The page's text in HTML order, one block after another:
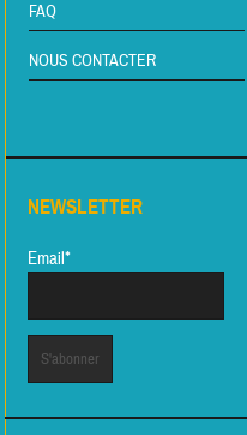
FAQ
NOUS CONTACTER
NEWSLETTER
Email*